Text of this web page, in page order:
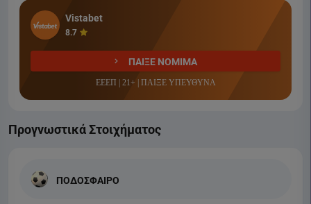
Vistabet
8.7
ΠΑΙΞΕ ΝΟΜΙΜΑ
ΕΕΕΠ | 21+ | ΠΑΙΞΕ ΥΠΕΥΘΥΝΑ
Προγνωστικά Στοιχήματος
ΠΟΔΟΣΦΑΙΡΟ